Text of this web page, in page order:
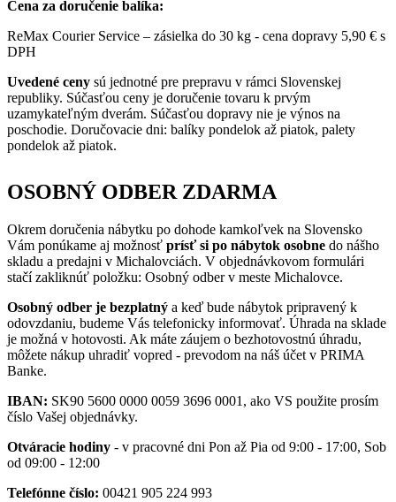
Cena za doručenie balíka:
ReMax Courier Service – zásielka do 30 kg - cena dopravy 5,90 € s
DPH
Uvedené ceny sú jednotné pre prepravu v rámci Slovenskej
republiky. Súčasťou ceny je doručenie tovaru k prvým
uzamykateľným dverám. Súčasťou dopravy nie je výnos na
poschodie. Doručovacie dni: balíky pondelok až piatok, palety
pondelok až piatok.
OSOBNÝ ODBER ZDARMA
Okrem doručenia nábytku po dohode kamkoľvek na Slovensko
Vám ponúkame aj možnosť prísť si po nábytok osobne do nášho
skladu a predajni v Michalovciách. V objednávkovom formulári
stačí zakliknúť položku: Osobný odber v meste Michalovce.
Osobný odber je bezplatný a keď bude nábytok pripravený k
odovzdaniu, budeme Vás telefonicky informovať. Úhrada na sklade
je možná v hotovosti. Ak máte záujem o bezhotovostnú úhradu,
môžete nákup uhradiť vopred - prevodom na náš účet v PRIMA
Banke.
IBAN: SK90 5600 0000 0059 3696 0001, ako VS použite prosím
číslo Vašej objednávky.
Otváracie hodiny - v pracovné dni Pon až Pia od 9:00 - 17:00, Sob
od 09:00 - 12:00
Telefónne číslo: 00421 905 224 993